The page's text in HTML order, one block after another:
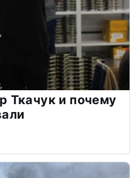
Ткачук и почему